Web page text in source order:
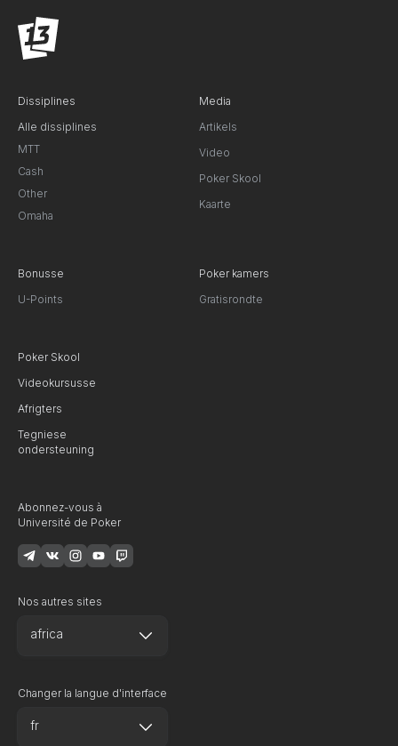
Dissiplines
Alle dissiplines
MTT
Cash
Other
Omaha
Media
Artikels
Video
Poker Skool
Kaarte
Bonusse
U-Points
Poker kamers
Gratisrondte
Poker Skool
Videokursusse
Afrigters
Tegniese
ondersteuning
Abonnez-vous à
Université de Poker
Nos autres sites
africa
Changer la langue d'interface
fr